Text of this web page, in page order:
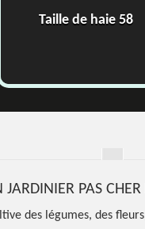
Taille de haie 58
JARDINIER PAS
des légumes, des